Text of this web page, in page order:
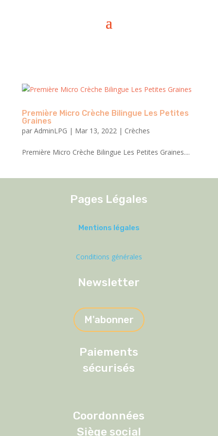
Première Micro Crèche Bilingue Les Petites
Graines
par AdminLPG | Mar 13, 2022| Crèches
Première Micro Crèche Bilingue Les Petites Graines....
Pages Légales
Mentions légales
Conditions générales
Newsletter
M'abonner
Paiements
sécurisés
Coordonnées
Siège social